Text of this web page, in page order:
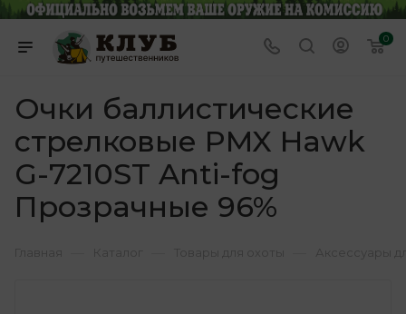
0
Очки баллистические
стрелковые PMX Hawk
G-7210ST Anti-fog
Прозрачные 96%